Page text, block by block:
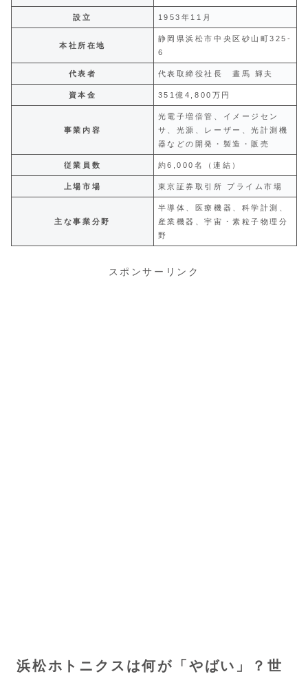
設立 1953年11月
本社所在地
静岡県浜松市中央区砂山町325-
6
代表者 代表取締役社長 晝馬 輝夫
資本金 351億4,800万円
事業内容
光電子増倍管、イメージセン
サ、光源、レーザー、光計測機
器などの開発・製造・販売
従業員数 約6,000名（連結）
上場市場 東京証券取引所 プライム市場
主な事業分野
半導体、医療機器、科学計測、
産業機器、宇宙・素粒子物理分
野
スポンサーリンク
浜松ホトニクスは何が「やばい」？世